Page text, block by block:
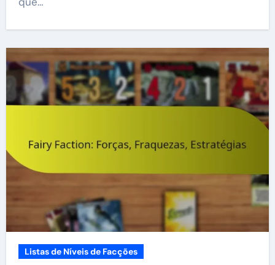
Listas de Níveis de Facções